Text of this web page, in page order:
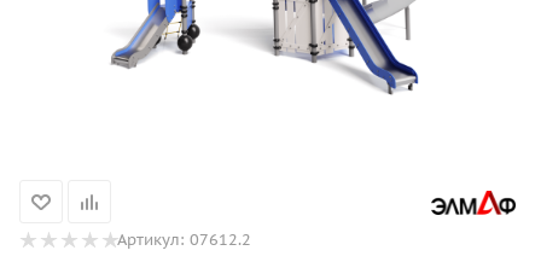
Артикул: 07612.2